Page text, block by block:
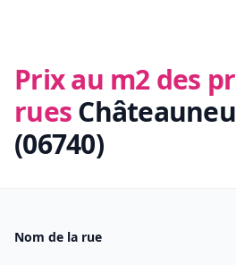
Prix au m2 des
rues
(06740)
Nom de la rue